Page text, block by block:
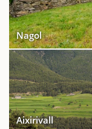
Nagol
Aixirivall